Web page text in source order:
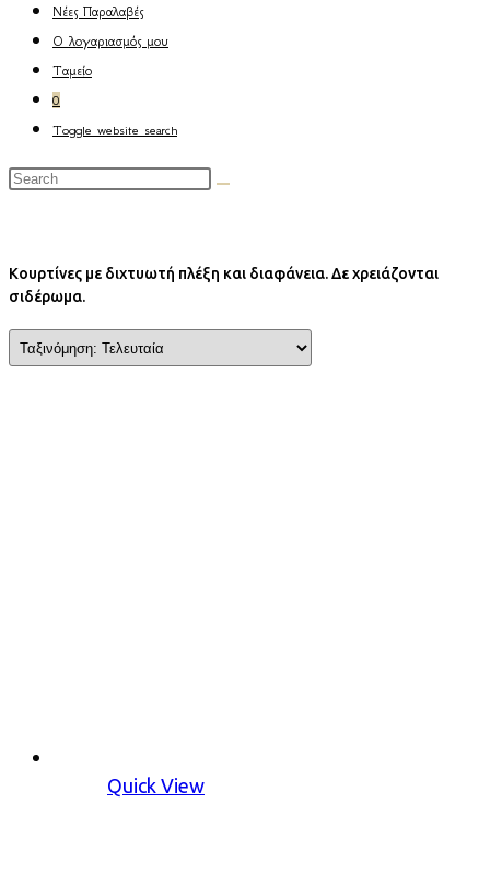
Νέες Παραλαβές
Ο λογαριασμός μου
Ταμείο
0
Toggle website search
Κουρτίνες με διχτυωτή πλέξη και διαφάνεια. Δε χρειάζονται
σιδέρωμα.
Quick View